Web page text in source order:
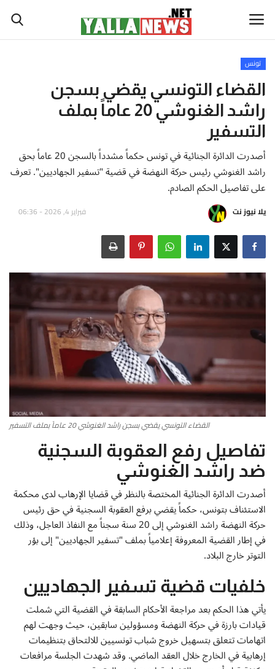
أخبار العالم
أخبار الوطن العربي
سياسة واقتصاد
رياضة
ثقافة وفن
تكنولوجيا وعلوم
صحة ولياقة
أطباق من المطابخ العربية
سياحة وسفر
منوعات عامة
جاليري الفن التشكيلي
سياسة الخصوصية
البنود والشروط
رئيس التحرير
إتصل بنا
تونس
القضاء التونسي يقضي بسجن
راشد الغنوشي 20 عاماً بملف
التسفير
أصدرت الدائرة الجنائية في تونس حكماً مشدداً بالسجن 20 عاماً بحق
راشد الغنوشي رئيس حركة النهضة في قضية "تسفير الجهاديين". تعرف
على تفاصيل الحكم الصادم.
يلا نيوز نت فبراير 4, 2026 - 06:36
القضاء التونسي يقضي بسجن راشد الغنوشي 20 عاماً بملف التسفير
تفاصيل رفع العقوبة السجنية
ضد راشد الغنوشي
أصدرت الدائرة الجنائية المختصة بالنظر في قضايا الإرهاب لدى محكمة
الاستئناف بتونس، حكماً يقضي برفع العقوبة السجنية في حق رئيس
حركة النهضة راشد الغنوشي إلى 20 سنة سجناً مع النفاذ العاجل، وذلك
في إطار القضية المعروفة إعلامياً بملف "تسفير الجهاديين" إلى بؤر
التوتر خارج البلاد.
خلفيات قضية تسفير الجهاديين
يأتي هذا الحكم بعد مراجعة الأحكام السابقة في القضية التي شملت
قيادات بارزة في حركة النهضة ومسؤولين سابقين، حيث وجهت لهم
اتهامات تتعلق بتسهيل خروج شباب تونسيين للالتحاق بتنظيمات
إرهابية في الخارج خلال العقد الماضي. وقد شهدت الجلسة مرافعات